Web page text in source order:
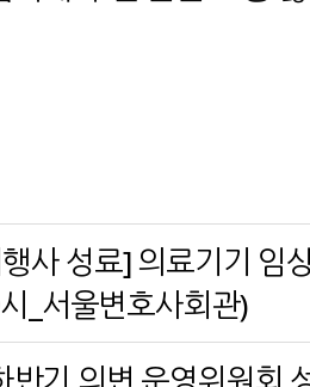
사 성료] 의료기기 임
_서울변호사회관)